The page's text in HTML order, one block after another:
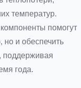
температур.
помогут
но и обеспечить
поддерживая
года.